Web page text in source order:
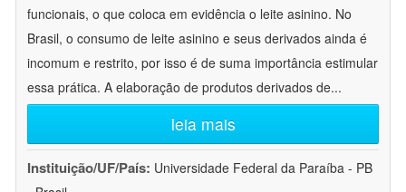
funcionais, o que coloca em evidência o leite asinino. No
Brasil, o consumo de leite asinino e seus derivados ainda é
incomum e restrito, por isso é de suma importância estimular
essa prática. A elaboração de produtos derivados de...
leia mais
Instituição/UF/País: Universidade Federal da Paraíba - PB